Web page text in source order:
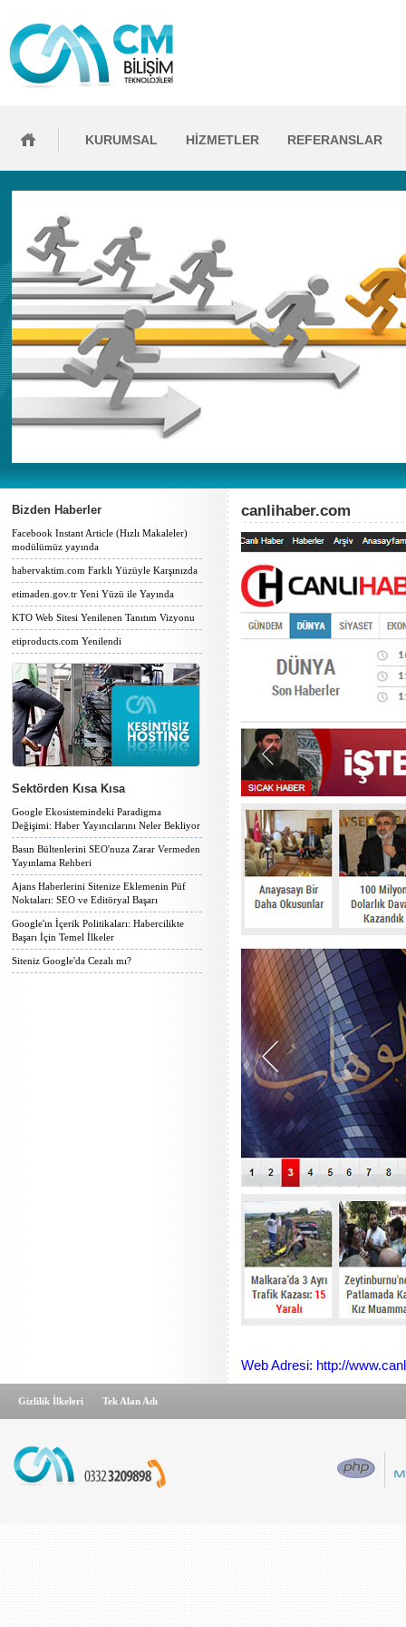
KURUMSAL HİZMETLER REFERANSLAR
Bizden Haberler
Facebook Instant Article (Hızlı Makaleler)
modülümüz yayında
habervaktim.com Farklı Yüzüyle Karşınızda
etimaden.gov.tr Yeni Yüzü ile Yayında
KTO Web Sitesi Yenilenen Tanıtım Vizyonu
etiproducts.com Yenilendi
Sektörden Kısa Kısa
Google Ekosistemindeki Paradigma
Değişimi: Haber Yayıncılarını Neler Bekliyor
Basın Bültenlerini SEO'nuza Zarar Vermeden
Yayınlama Rehberi
Ajans Haberlerini Sitenize Eklemenin Püf
Noktaları: SEO ve Editöryal Başarı
Google'ın İçerik Politikaları: Habercilikte
Başarı İçin Temel İlkeler
Siteniz Google'da Cezalı mı?
canlihaber.com
Web Adresi: http://
Gizlilik İlkeleri Tek Alan Adı